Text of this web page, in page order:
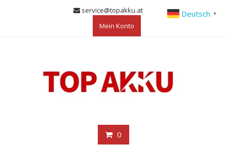
service@topakku.at
Mein Konto
0
Deutsch ▼